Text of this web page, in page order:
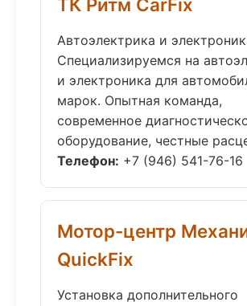
ТК Ритм CarFix
Автоэлектрика и
Специализируемся на
и электроника для
марок. Опытная команда,
современное
оборудование, честные
Телефон: +7 (946) 541-76-16
Мотор-центр
QuickFix
Установка дополнительного